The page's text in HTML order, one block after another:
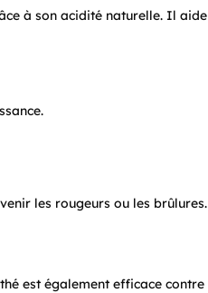
à son acidité naturelle. Il aide
les rougeurs ou les brûlures.
thé est également efficace contre